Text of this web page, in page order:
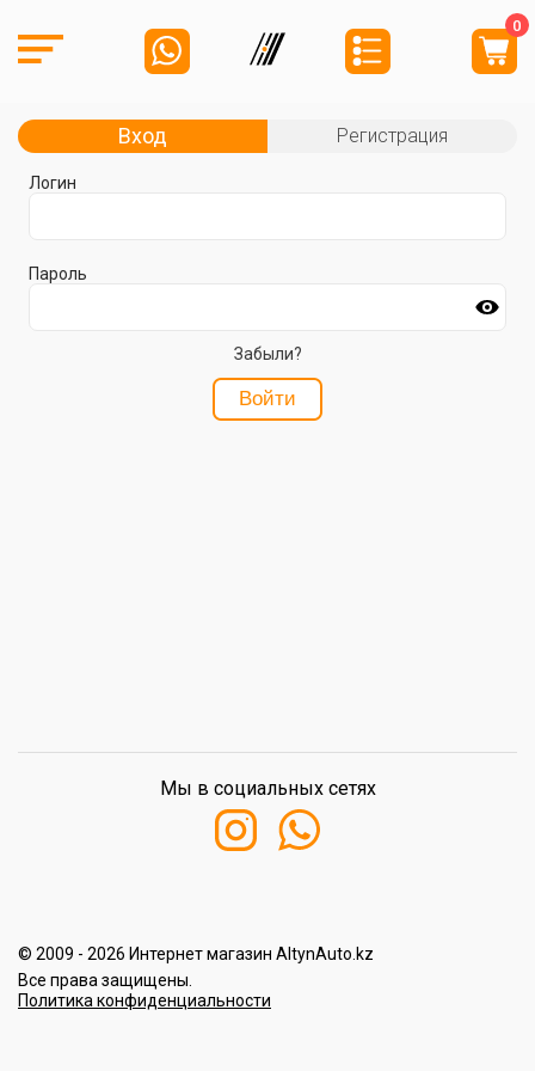
0
Вход Регистрация
Логин
Пароль
Забыли?
Войти
© 2009 - 2026 Интернет магазин AltynAuto.kz
Все права защищены.
Политика конфиденциальности
Мы в социальных сетях